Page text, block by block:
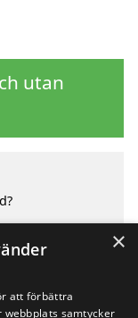
utan
städerna
×
att förbättra
webbplats samtycker